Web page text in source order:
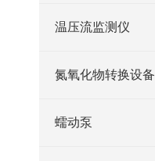
温压流监测仪
氮氧化物转换设备
蠕动泵